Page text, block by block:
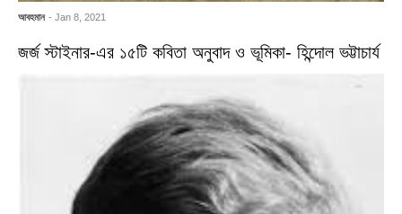
আবহমান - Jan 8, 2021
জর্জ স্টাইনার-এর ১৫টি কবিতা অনুবাদ ও ভূমিকা- হিন্দোল ভট্টাচার্য